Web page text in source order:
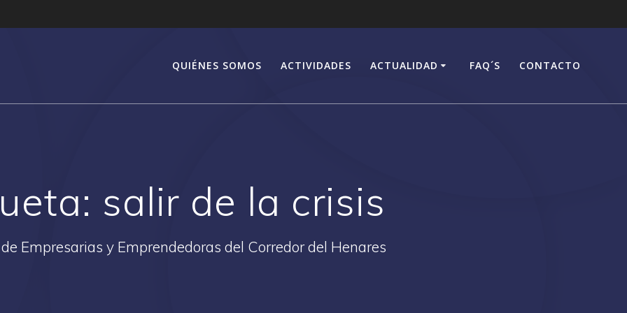
QUIÉNES SOMOS ACTIVIDADES ACTUALIDAD FAQ´S CONTACTO
salir de la crisis
Empresarias y Emprendedoras del Corredor del Henares